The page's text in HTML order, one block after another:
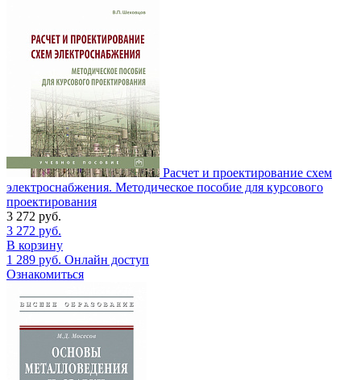
Расчет и проектирование схем
электроснабжения. Методическое пособие для курсового
проектирования
3 272 руб.
3 272 руб.
В корзину
1 289 руб. Онлайн доступ
Ознакомиться